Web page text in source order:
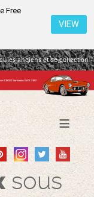
Free
VIEW
anciens et de collection
≡
sous